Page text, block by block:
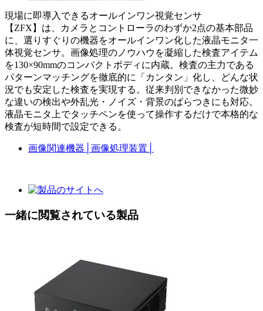
現場に即導入できるオールインワン視覚センサ
【ZFX】は、カメラとコントローラのわずか2点の基本部品
に、選りすぐりの機器をオールインワン化した液晶モニタ一
体視覚センサ。画像処理のノウハウを凝縮した検査アイテム
を130×90mmのコンパクトボディに内蔵。検査の主力である
パターンマッチングを徹底的に「カンタン」化し、どんな状
況でも安定した検査を実現する。従来判別できなかった微妙
な違いの検出や外乱光・ノイズ・背景のばらつきにも対応。
液晶モニタ上でタッチペンを使って操作するだけで本格的な
検査が短時間で設定できる。
画像関連機器 画像処理装置
一緒に閲覧されている製品